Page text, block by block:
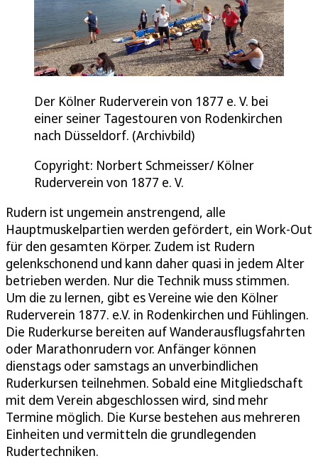
Der Kölner Ruderverein von 1877 e. V. bei
einer seiner Tagestouren von Rodenkirchen
nach Düsseldorf. (Archivbild)
Copyright: Norbert Schmeisser/ Kölner
Ruderverein von 1877 e. V.
Rudern ist ungemein anstrengend, alle
Hauptmuskelpartien werden gefördert, ein Work-Out
für den gesamten Körper. Zudem ist Rudern
gelenkschonend und kann daher quasi in jedem Alter
betrieben werden. Nur die Technik muss stimmen.
Um die zu lernen, gibt es Vereine wie den Kölner
Ruderverein 1877. e.V. in Rodenkirchen und Fühlingen.
Die Ruderkurse bereiten auf Wanderausflugsfahrten
oder Marathonrudern vor. Anfänger können
dienstags oder samstags an unverbindlichen
Ruderkursen teilnehmen. Sobald eine Mitgliedschaft
mit dem Verein abgeschlossen wird, sind mehr
Termine möglich. Die Kurse bestehen aus mehreren
Einheiten und vermitteln die grundlegenden
Rudertechniken.